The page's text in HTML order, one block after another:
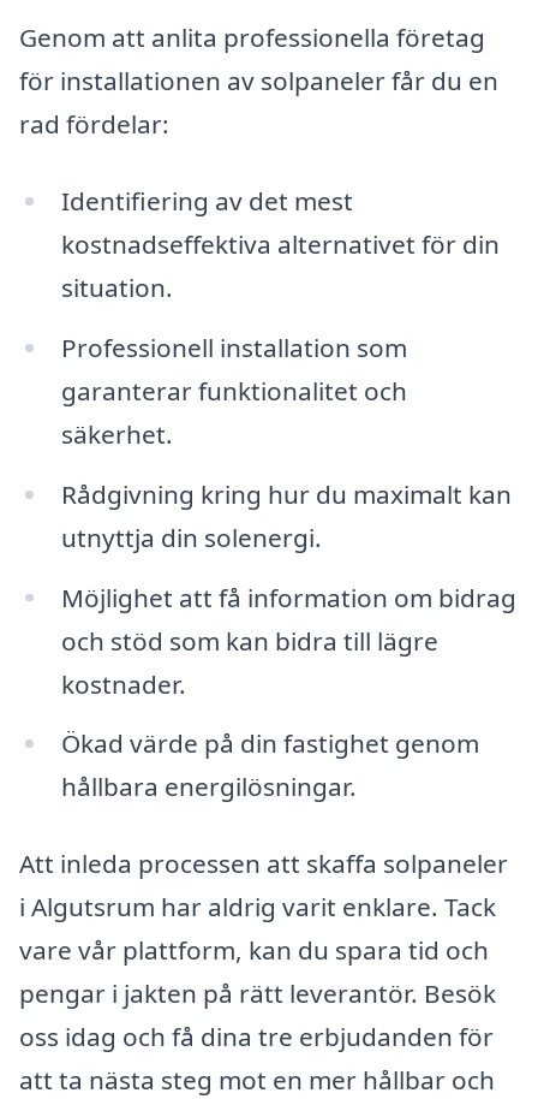
Genom att anlita professionella företag
för installationen av solpaneler får du en
rad fördelar:
Identifiering av det mest
kostnadseffektiva alternativet för din
situation.
Professionell installation som
garanterar funktionalitet och
säkerhet.
Rådgivning kring hur du maximalt kan
utnyttja din solenergi.
Möjlighet att få information om bidrag
och stöd som kan bidra till lägre
kostnader.
Ökad värde på din fastighet genom
hållbara energilösningar.
Att inleda processen att skaffa solpaneler
i Algutsrum har aldrig varit enklare. Tack
vare vår plattform, kan du spara tid och
pengar i jakten på rätt leverantör. Besök
oss idag och få dina tre erbjudanden för
att ta nästa steg mot en mer hållbar och